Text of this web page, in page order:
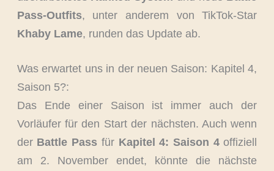
Pass-Outfits, unter anderem von TikTok-Star
Khaby Lame, runden das Update ab.
Was erwartet uns in der neuen Saison: Kapitel 4,
Saison 5?:
Das Ende einer Saison ist immer auch der
Vorläufer für den Start der nächsten. Auch wenn
der Battle Pass für Kapitel 4: Saison 4offiziell
am 2. November endet, könnte die nächste